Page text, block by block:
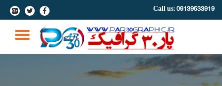
Call us: 09139533919
-
-
-